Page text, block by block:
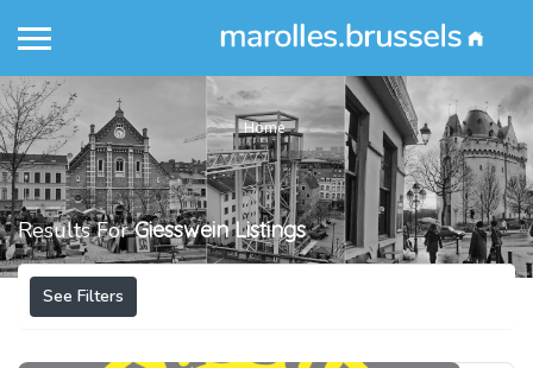
Home
Results ForGiesswein Listings
See Filters